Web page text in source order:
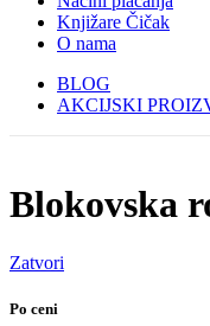
Knjižare Čičak
O nama
BLOG
AKCIJSKI
Blokovska
Zatvori
Po ceni